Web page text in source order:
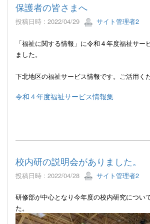
保護者の皆さまへ
投稿日時 : 2022/04/29 サイト管理者2
「福祉に関する情報」に令和４年度福祉サー
ました。
下北地区の福祉サービス情報です。ご活用くだ
令和４年度福祉サービス情報集
校内研の説明会がありました。
投稿日時 : 2022/04/28 サイト管理者2
研修部が中心となり今年度の校内研究につい
た。